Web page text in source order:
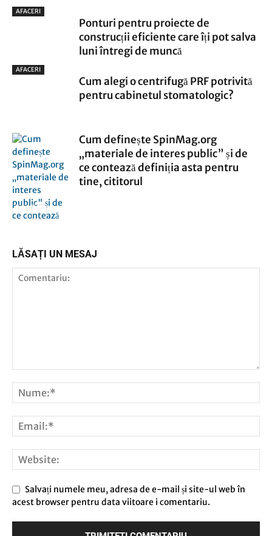
AFACERI
Ponturi pentru proiecte de
construcții eficiente care îți pot salva
luni întregi de muncă
AFACERI
Cum alegi o centrifugă PRF potrivită
pentru cabinetul stomatologic?
AFACERI
Cum definește SpinMag.org
„materiale de interes public” și de
ce contează definiția asta pentru
tine, cititorul
LĂSAȚI UN MESAJ
Salvați numele meu, adresa de e-mail și site-ul web în
acest browser pentru data viitoare i comentariu.